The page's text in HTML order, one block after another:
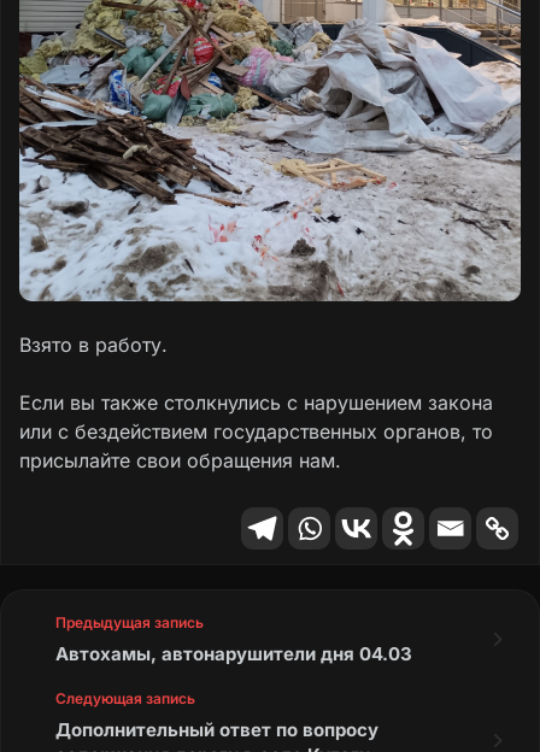
Взято в работу.
Если вы также столкнулись с нарушением закона
или с бездействием государственных органов, то
присылайте свои обращения нам.
Предыдущая запись
Автохамы, автонарушители дня 04.03
Следующая запись
Дополнительный ответ по вопросу